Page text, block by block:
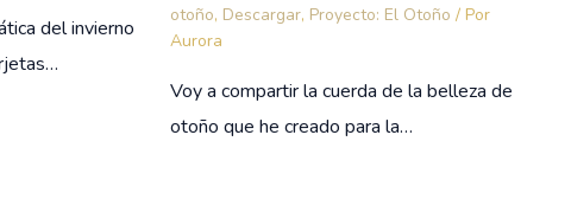
del invierno
otoño, Descargar, Proyecto: El Otoño / Por
Aurora
Voy a compartir la cuerda de la belleza de
otoño que he creado para la…